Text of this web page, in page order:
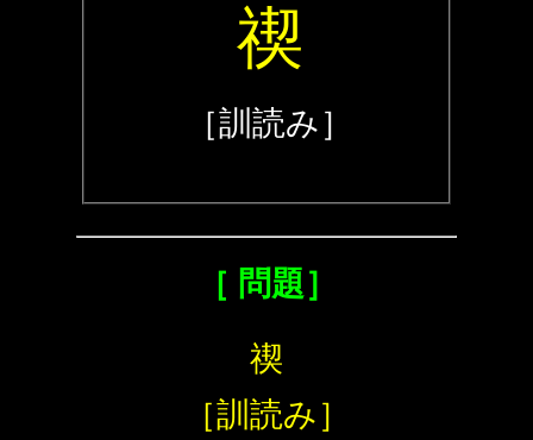
禊
［訓読み］
［ 問題］
禊
［訓読み］